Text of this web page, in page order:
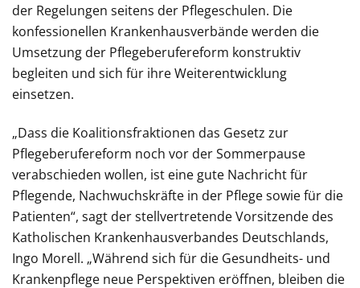
der Regelungen seitens der Pflegeschulen. Die
konfessionellen Krankenhausverbände werden die
Umsetzung der Pflegeberufereform konstruktiv
begleiten und sich für ihre Weiterentwicklung
einsetzen.
„Dass die Koalitionsfraktionen das Gesetz zur
Pflegeberufereform noch vor der Sommerpause
verabschieden wollen, ist eine gute Nachricht für
Pflegende, Nachwuchskräfte in der Pflege sowie für die
Patienten“, sagt der stellvertretende Vorsitzende des
Katholischen Krankenhausverbandes Deutschlands,
Ingo Morell. „Während sich für die Gesundheits- und
Krankenpflege neue Perspektiven eröffnen, bleiben die